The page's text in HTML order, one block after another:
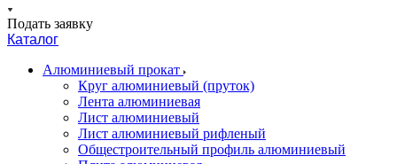
Подать заявку
Каталог
Алюминиевый прокат
Круг алюминиевый (пруток)
Лента алюминиевая
Лист алюминиевый
Лист алюминиевый рифленый
Общестроительный профиль алюминиевый